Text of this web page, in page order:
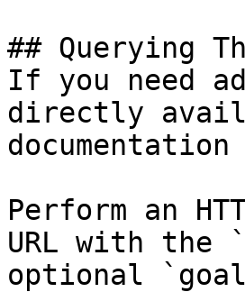
## Querying
If you need
directly
Perform an
URL with the
optional